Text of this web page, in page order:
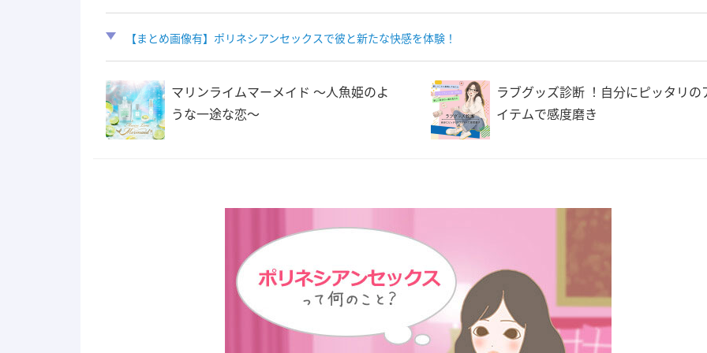
【まとめ画像有】ポリネシアンセックスで彼と新たな快感を体験！
マリンライムマーメイド 〜人魚姫のよ
うな一途な恋〜
ラブグッズ診断 ！自分にピッタリの
イテムで感度磨き